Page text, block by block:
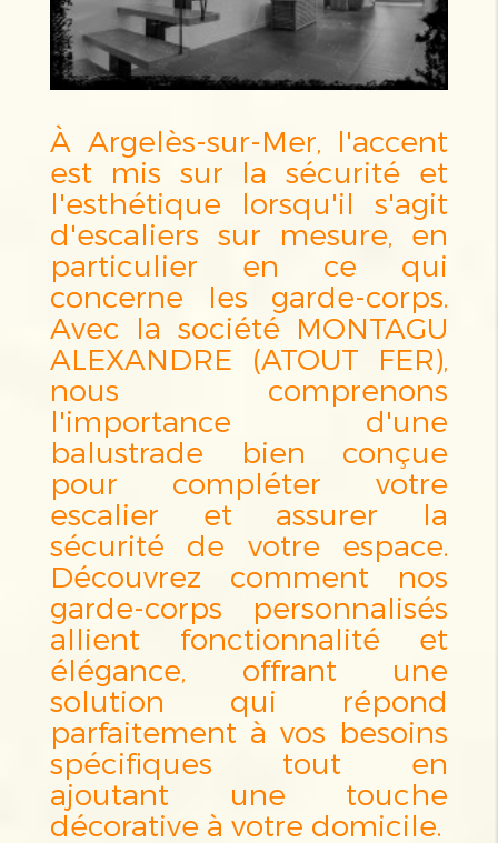
À Argelès-sur-Mer, l'accent
est mis sur la sécurité et
l'esthétique lorsqu'il s'agit
d'escaliers sur mesure, en
particulier en ce qui
concerne les garde-corps.
Avec la société MONTAGU
ALEXANDRE (ATOUT FER),
nous comprenons
l'importance d'une
balustrade bien conçue
pour compléter votre
escalier et assurer la
sécurité de votre espace.
Découvrez comment nos
garde-corps personnalisés
allient fonctionnalité et
élégance, offrant une
solution qui répond
parfaitement à vos besoins
spécifiques tout en
ajoutant une touche
décorative à votre domicile.